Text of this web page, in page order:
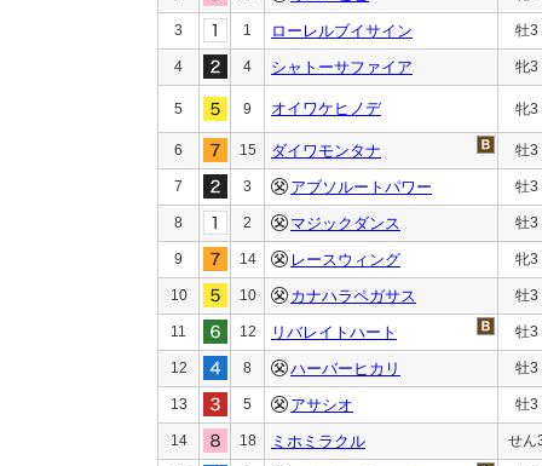
3 1 ローレルブイサイン 牡3
4 4 シャトーサファイア 牝3
5 9 オイワケヒノデ 牝3
6 15 ダイワモンタナ 牡3
7 3 アブソルートパワー 牡3
8 2 マジックダンス 牡3
9 14 レースウィング 牝3
10 10 カナハラペガサス 牡3
11 12 リバレイトハート 牡3
12 8 ハーバーヒカリ 牡3
13 5 アサシオ 牡3
14 18 ミホミラクル せん